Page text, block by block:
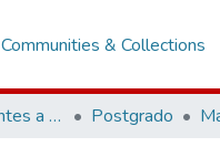
Communities & Collections
1. Trabajos Conducentes a Grados y Títulos Postgrado